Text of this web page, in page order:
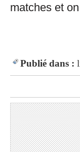
matches et
Publié dans :